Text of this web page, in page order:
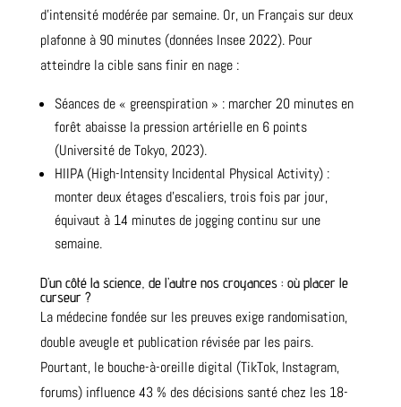
d’intensité modérée par semaine. Or, un Français sur deux
plafonne à 90 minutes (données Insee 2022). Pour
atteindre la cible sans finir en nage :
Séances de « greenspiration » : marcher 20 minutes en
forêt abaisse la pression artérielle en 6 points
(Université de Tokyo, 2023).
HIIPA (High-Intensity Incidental Physical Activity) :
monter deux étages d’escaliers, trois fois par jour,
équivaut à 14 minutes de jogging continu sur une
semaine.
D’un côté la science, de l’autre nos croyances : où placer le
curseur ?
La médecine fondée sur les preuves exige randomisation,
double aveugle et publication révisée par les pairs.
Pourtant, le bouche-à-oreille digital (TikTok, Instagram,
forums) influence 43 % des décisions santé chez les 18-